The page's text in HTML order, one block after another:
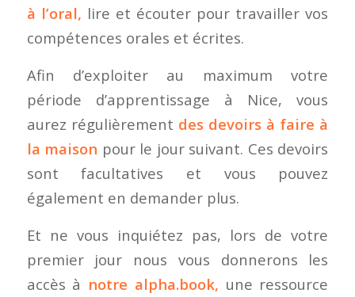
à l’oral, lire et écouter pour travailler vos
compétences orales et écrites.
Afin d’exploiter au maximum votre
période d’apprentissage à Nice, vous
aurez régulièrement des devoirs à faire à
la maison pour le jour suivant. Ces devoirs
sont facultatives et vous pouvez
également en demander plus.
Et ne vous inquiétez pas, lors de votre
premier jour nous vous donnerons les
accès à notre alpha.book, une ressource